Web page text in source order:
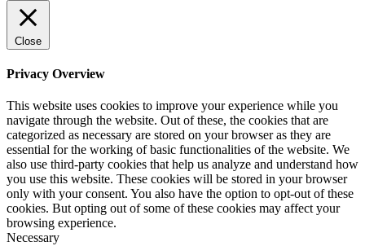
Close
Privacy Overview
This website uses cookies to improve your experience while you
navigate through the website. Out of these, the cookies that are
categorized as necessary are stored on your browser as they are
essential for the working of basic functionalities of the website. We
also use third-party cookies that help us analyze and understand how
you use this website. These cookies will be stored in your browser
only with your consent. You also have the option to opt-out of these
cookies. But opting out of some of these cookies may affect your
browsing experience.
Necessary